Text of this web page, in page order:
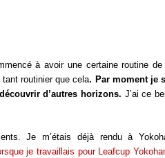
à avoir une certaine routine de
routinier que cela. Par moment je
d’autres horizons. J’ai ce
Je m’étais déjà rendu à
je travaillais pour Leafcup